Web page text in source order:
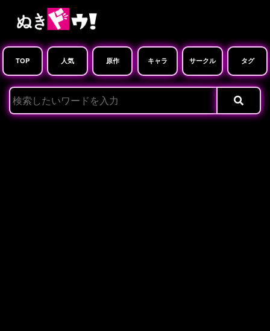
TOP 人気 原作 キャラ サークル タグ